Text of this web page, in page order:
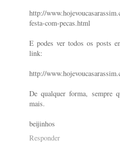
http://
festa-com-pecas.html
E podes ver todos os posts
link:
http://
De qualquer forma, sempre
mais.
beijinhos
Responder